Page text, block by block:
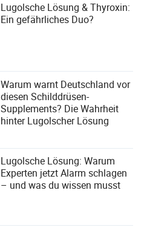
Lugolsche Lösung & Thyroxin:
Ein gefährliches Duo?
Warum warnt Deutschland vor
diesen Schilddrüsen-
Supplements? Die Wahrheit
hinter Lugolscher Lösung
Lugolsche Lösung: Warum
Experten jetzt Alarm schlagen
– und was du wissen musst